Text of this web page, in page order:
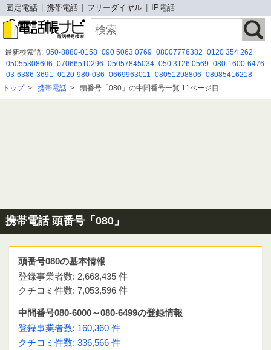
固定電話 携帯電話 フリーダイヤル IP電話
最新検索語: 050-8880-0158 090 5063 0769 08007776382 0120 354 262
05055308606 07066510296 05057845034 050 3126 0569 080-1600-6476
03-6386-3691 0120-980-036 0669963011 08051298806 08085416218
08007005586 0800-100-7634 0366358728 0120-197-319 08000808333
トップ> 携帯電話 > 頭番号「080」の中間番号一覧 11ページ目
携帯電話 頭番号「080」
頭番号080の基本情報
登録事業者数: 2,668,435 件
クチコミ件数: 7,053,596 件
中間番号080-6000～080-6499の登録情報
登録事業者数: 160,360 件
クチコミ件数: 336,566 件